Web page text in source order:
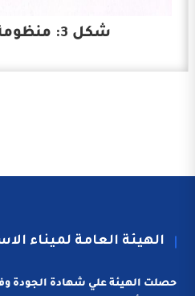
شكل 3: منظومة الـ AIS-GIS
الهيئة العامة لميناء
حصلت الهيئة علي شهادة الجودة